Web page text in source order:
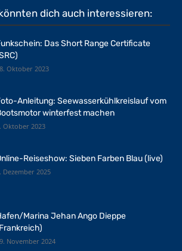
dich auch interessieren:
Das Short Range Certificate
Oktober 2023
Anleitung: Seewasserkühlkreislauf vom
winterfest machen
Oktober 2023
Reiseshow: Sieben Farben Blau (live)
Dezember 2025
Marina Jehan Ango Dieppe
November 2024